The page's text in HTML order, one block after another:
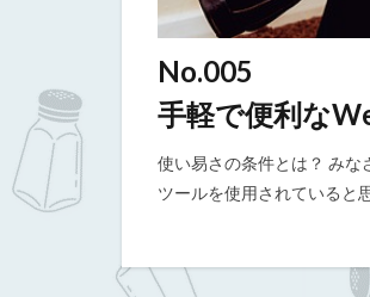
No.005
手軽で便利な
使い易さの条件とは？ み
ツールを使用されていると